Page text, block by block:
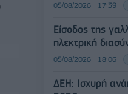
05/08/2026 - 17:39
Είσοδος της
ηλεκτρική
05/08/2026 - 18:06
ΔΕΗ: Ισχυρή